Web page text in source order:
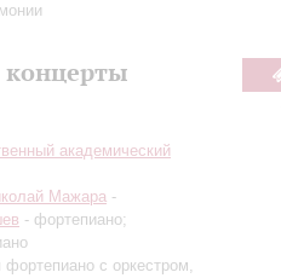
академический
Мажара -
- фортепиано;
с оркестром,